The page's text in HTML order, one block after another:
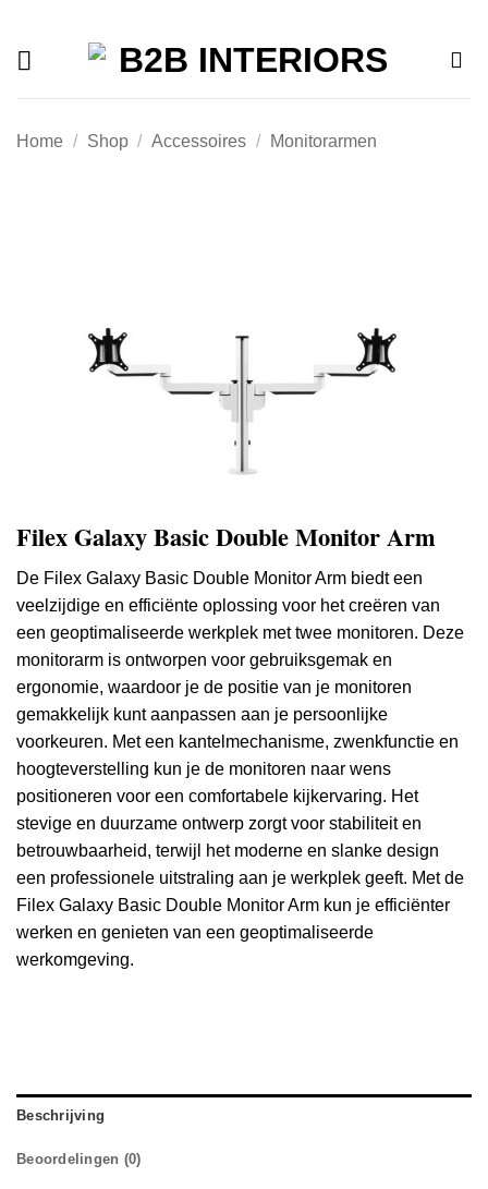
inhoud
Home / Shop / Accessoires / Monitorarmen
Filex Galaxy Basic Double Monitor Arm
De Filex Galaxy Basic Double Monitor Arm biedt een
veelzijdige en efficiënte oplossing voor het creëren van
een geoptimaliseerde werkplek met twee monitoren. Deze
monitorarm is ontworpen voor gebruiksgemak en
ergonomie, waardoor je de positie van je monitoren
gemakkelijk kunt aanpassen aan je persoonlijke
voorkeuren. Met een kantelmechanisme, zwenkfunctie en
hoogteverstelling kun je de monitoren naar wens
positioneren voor een comfortabele kijkervaring. Het
stevige en duurzame ontwerp zorgt voor stabiliteit en
betrouwbaarheid, terwijl het moderne en slanke design
een professionele uitstraling aan je werkplek geeft. Met de
Filex Galaxy Basic Double Monitor Arm kun je efficiënter
werken en genieten van een geoptimaliseerde
werkomgeving.
Beschrijving
Beoordelingen (0)